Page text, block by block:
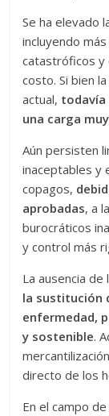
Se ha elevado
incluyendo
catastróficos y
costo. Si bien
actual,
una carga
Aún persisten
inaceptables y
copagos,
aprobadas, a
burocráticos
y control más
La ausencia
la sustitución
enfermedad,
y sostenible.
directo de los
En el campo